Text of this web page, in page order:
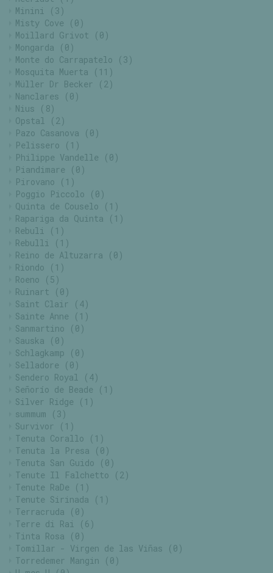
Minini
(3)
Misty Cove
(0)
Moillard Grivot
(0)
Mongarda
(0)
Monte do Carrapatelo
(3)
Mosquita Muerta
(11)
Müller Dr Becker
(2)
Nanclares
(0)
Nius
(8)
Opstal
(2)
Pazo Casanova
(0)
Pelissero
(1)
Philippe Vandelle
(0)
Piandimare
(0)
Pirovano
(1)
Poggio Piccolo
(0)
Quinta de Couselo
(1)
Rapariga da Quinta
(1)
Rebuli
(1)
Rebulli
(1)
Reino de Altuzarra
(0)
Riondo
(1)
Roeno
(5)
Ruinart
(0)
Saint Clair
(4)
Sainte Anne
(1)
Sanmartino
(0)
Sauska
(0)
Schlagkamp
(0)
Selladore
(0)
Sendero Royal
(4)
Señorío de Beade
(1)
Silver Ridge
(1)
summum
(3)
Survivor
(1)
Tenuta Corallo
(1)
Tenuta la Presa
(0)
Tenuta San Guido
(0)
Tenute Il Falchetto
(2)
Tenute RaDe
(1)
Tenute Sirinada
(1)
Terracruda
(0)
Terre di Rai
(6)
Tinta Rosa
(0)
Tomillar - Virgen de las Viñas
(0)
Torredemer Mangin
(0)